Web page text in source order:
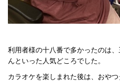
利用者様の十八番で多かったのは
んといった人気どころでした。
カラオケを楽しまれた後は、おや